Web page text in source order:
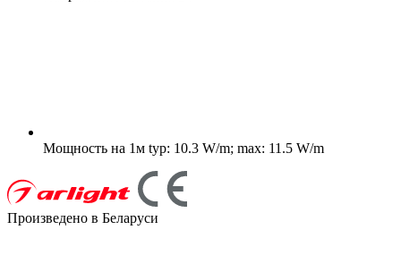
Мощность на 1м typ: 10.3 W/m; max: 11.5 W/m
Произведено в Беларуси